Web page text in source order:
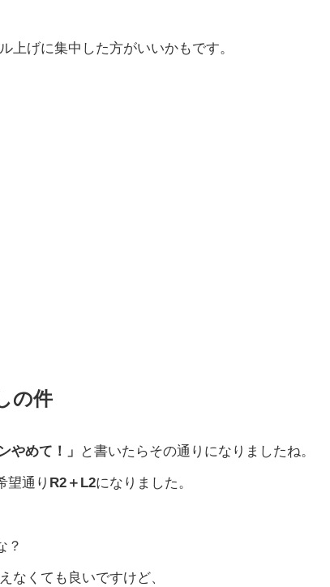
上げに集中した方がいいかもです。
の件
やめて！」 と書いたらその通りになりましたね。
望通り R2＋L2になりました。
？
なくても良いですけど、